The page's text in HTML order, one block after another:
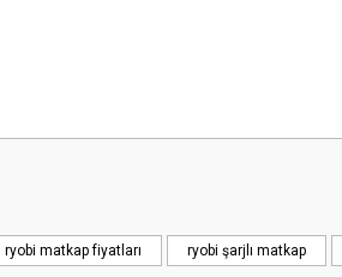
ryobi matkap fiyatları ryobi şarjlı matkap